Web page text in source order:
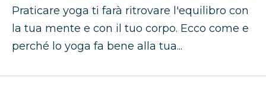
Praticare yoga ti farà ritrovare l'equilibro con
la tua mente e con il tuo corpo. Ecco come e
perché lo yoga fa bene alla tua...